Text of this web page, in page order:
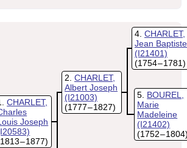
CHARLET,
Joseph
– 1877)
2 CHARLET,
Albert Joseph
(I21003)
(1777 – 1827)
4 CHARLET,
Jean Baptiste
(I21401)
(1754 – 1781)
5 BOUREL,
Marie
Madeleine
(I21402)
(1752 –